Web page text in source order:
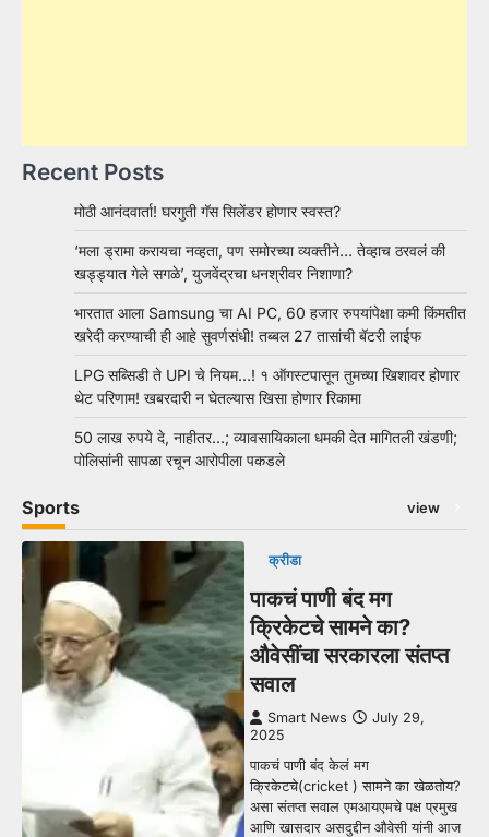
Recent Posts
मोठी आनंदवार्ता! घरगुती गॅस सिलेंडर होणार स्वस्त?
‘मला ड्रामा करायचा नव्हता, पण समोरच्या व्यक्तीने… तेव्हाच ठरवलं की
खड्ड्यात गेले सगळे’, युजवेंद्रचा धनश्रीवर निशाणा?
भारतात आला Samsung चा AI PC, 60 हजार रुपयांपेक्षा कमी किंमतीत
खरेदी करण्याची ही आहे सुवर्णसंधी! तब्बल 27 तासांची बॅटरी लाईफ
LPG सब्सिडी ते UPI चे नियम…! १ ऑगस्टपासून तुमच्या खिशावर होणार
थेट परिणाम! खबरदारी न घेतल्यास खिसा होणार रिकामा
50 लाख रुपये दे, नाहीतर…; व्यावसायिकाला धमकी देत मागितली खंडणी;
पोलिसांनी सापळा रचून आरोपीला पकडले
Sports view
क्रीडा
पाकचं पाणी बंद मग
क्रिकेटचे सामने का?
औवेसींचा सरकारला संतप्त
सवाल
Smart News
July 29,
2025
पाकचं पाणी बंद केलं मग
क्रिकेटचे(cricket ) सामने का खेळतोय?
असा संतप्त सवाल एमआयएमचे पक्ष प्रमुख
आणि खासदार असदुद्दीन औवेसी यांनी आज